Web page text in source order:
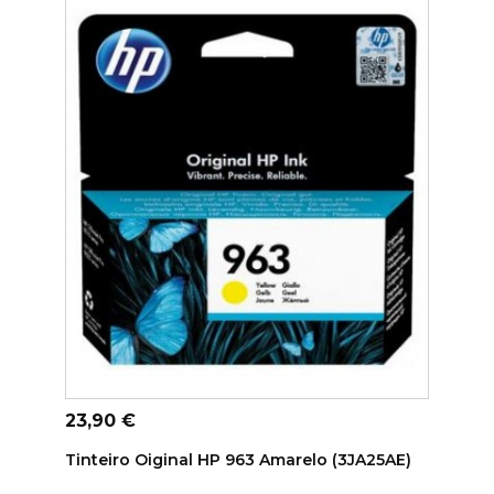
ADICIONAR AO CARRINHO
Preço
23,90 €
Tinteiro Oiginal HP 963 Amarelo (3JA25AE)